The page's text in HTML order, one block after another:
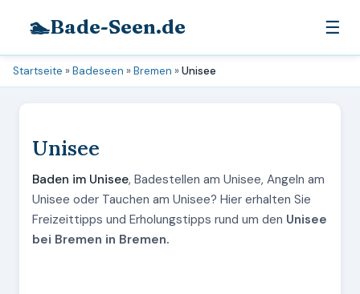
🏊Bade-Seen.de ☰
Startseite »Badeseen »Bremen »Unisee
Unisee
Baden im Unisee, Badestellen am Unisee, Angeln am
Unisee oder Tauchen am Unisee? Hier erhalten Sie
Freizeittipps und Erholungstipps rund um den Unisee
bei Bremen in Bremen.